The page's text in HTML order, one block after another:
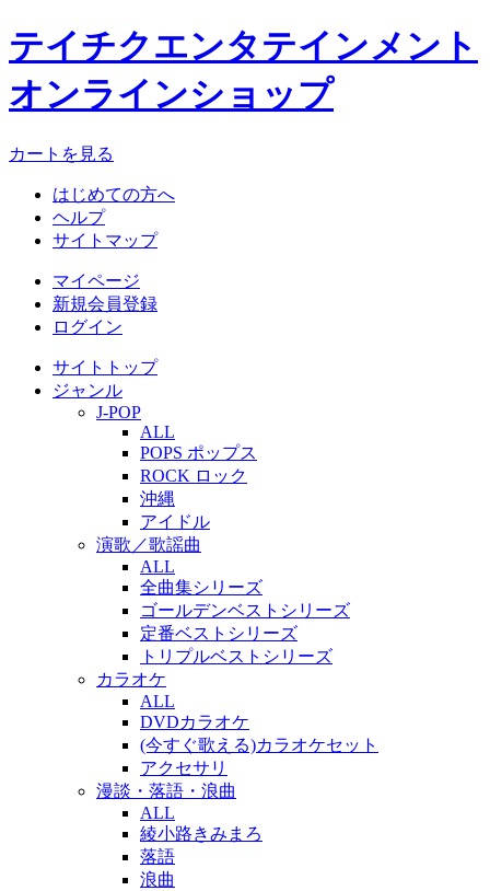
テイチクエンタテインメント
オンラインショップ
カートを見る
はじめての方へ
ヘルプ
サイトマップ
マイページ
新規会員登録
ログイン
サイトトップ
ジャンル
J-POP
ALL
POPS ポップス
ROCK ロック
沖縄
アイドル
演歌／歌謡曲
ALL
全曲集シリーズ
ゴールデンベストシリーズ
定番ベストシリーズ
トリプルベストシリーズ
カラオケ
ALL
DVDカラオケ
(今すぐ歌える)カラオケセット
アクセサリ
漫談・落語・浪曲
ALL
綾小路きみまろ
落語
浪曲